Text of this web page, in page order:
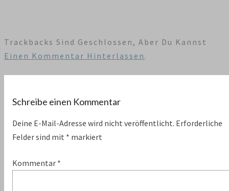
Trackbacks Sind Geschlossen, Aber Du Kannst
Einen Kommentar Hinterlassen .
Schreibe einen Kommentar
Deine E-Mail-Adresse wird nicht veröffentlicht. Erforderliche
Felder sind mit * markiert
Kommentar *